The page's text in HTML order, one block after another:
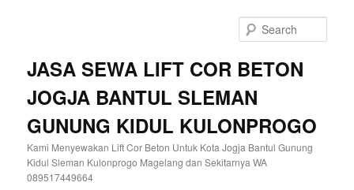
JASA SEWA LIFT COR BETON
JOGJA BANTUL SLEMAN
GUNUNG KIDUL KULONPROGO
Kami Menyewakan Lift Cor Beton Untuk Kota Jogja Bantul Gunung
Kidul Sleman Kulonprogo Magelang dan Sekitarnya WA
089517449664